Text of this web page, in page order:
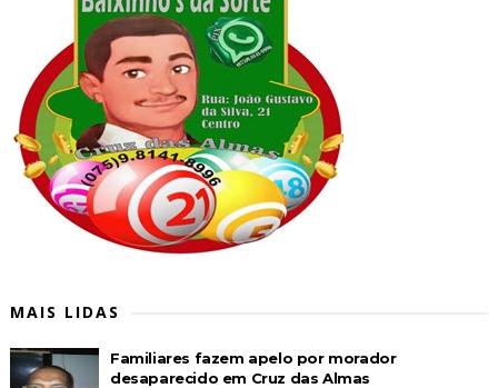
MAIS LIDAS
Familiares fazem apelo por morador
desaparecido em Cruz das Almas